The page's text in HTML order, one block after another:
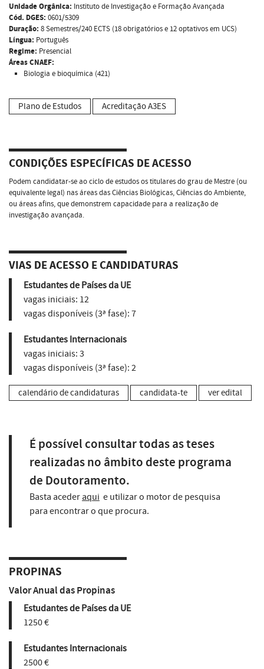
Unidade Orgânica: Instituto de Investigação e Formação Avançada
Cód. DGES: 0601/5309
Duração: 8 Semestres/240 ECTS (18 obrigatórios e 12 optativos em UCS)
Língua: Português
Regime: Presencial
Áreas CNAEF:
Biologia e bioquímica (421)
Plano de Estudos Acreditação A3ES
CONDIÇÕES ESPECÍFICAS DE ACESSO
Podem candidatar-se ao ciclo de estudos os titulares do grau de Mestre (ou
equivalente legal) nas áreas das Ciências Biológicas, Ciências do Ambiente,
ou áreas afins, que demonstrem capacidade para a realização de
investigação avançada.
VIAS DE ACESSO E CANDIDATURAS
Estudantes de Países da UE
vagas iniciais: 12
vagas disponíveis (3ª fase): 7
Estudantes Internacionais
vagas iniciais: 3
vagas disponíveis (3ª fase): 2
calendário de candidaturas candidata-te ver edital
É possível consultar todas as teses
realizadas no âmbito deste programa
de Doutoramento.
Basta aceder aqui e utilizar o motor de pesquisa
para encontrar o que procura.
PROPINAS
Valor Anual das Propinas
Estudantes de Países da UE
1250 €
Estudantes Internacionais
2500 €